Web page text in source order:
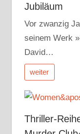
Jubiläum
Vor zwanzig
seinem Werk
David…
weiter
Thriller-